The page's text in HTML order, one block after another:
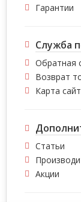
Гарантии
Служба
Обратная
Возврат
Карта
Статьи
Акции